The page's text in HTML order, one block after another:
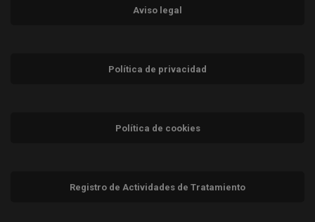
Aviso legal
Política de privacidad
Política de cookies
Registro de Actividades de Tratamiento